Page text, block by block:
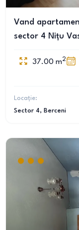
Vand
sector 4 Nițu
37.00 m2
Locație:
Sector 4, Berceni